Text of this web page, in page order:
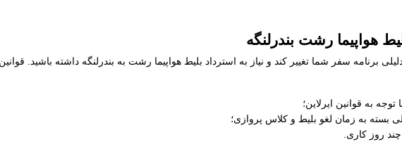
هواپیما رشت بندرلنگه
برنامه سفر شما تغییر کند و نیاز به استرداد بلیط هواپیما رشت به بندرلنگه داشته باشید.
به قوانین ایرلاین؛
بسته به زمان لغو بلیط و کلاس پروازی؛
روز کاری.